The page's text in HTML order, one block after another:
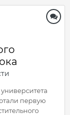
первую